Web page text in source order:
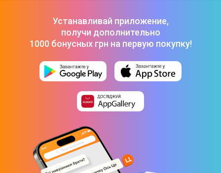
Apple Mac Studio M4 MAX Chip 36/512GB (MU963) 2025
Устанавливай приложение,
получи дополнительно
1000 бонусных грн на первую покупку!